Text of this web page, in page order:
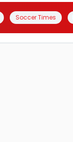
Soccer Times